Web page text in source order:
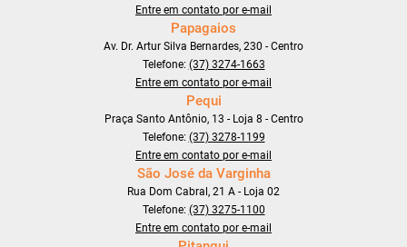
Entre em contato por e-mail
Papagaios
Av. Dr. Artur Silva Bernardes, 230 - Centro
Telefone: (37) 3274-1663
Entre em contato por e-mail
Pequi
Praça Santo Antônio, 13 - Loja 8 - Centro
Telefone: (37) 3278-1199
Entre em contato por e-mail
São José da Varginha
Rua Dom Cabral, 21 A - Loja 02
Telefone: (37) 3275-1100
Entre em contato por e-mail